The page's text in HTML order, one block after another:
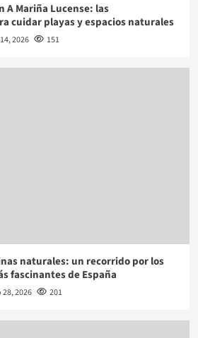
A Mariña Lucense: las
cuidar playas y espacios naturales
2026 151
naturales: un recorrido por los
fascinantes de España
2026 201